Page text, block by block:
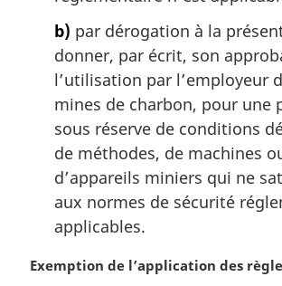
b) par dérogation à la
donner, par écrit, son
l’utilisation par l’employeur
mines de charbon, pour une
sous réserve de conditions
de méthodes, de machines
d’appareils miniers qui ne
aux normes de sécurité
applicables.
N
Exemption de l’application des